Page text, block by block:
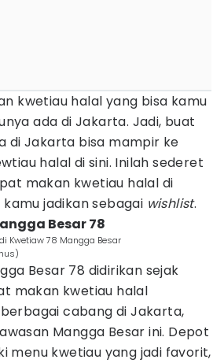
kwetiau halal yang bisa kamu
ada di Jakarta. Jadi, buat
di Jakarta bisa mampir ke
halal di sini. Inilah sederet
makan kwetiau halal di
jadikan sebagai wishlist.
Besar 78
Kwetiaw 78 Mangga Besar
Besar 78 didirikan sejak
makan kwetiau halal
cabang di Jakarta,
Mangga Besar ini. Depot
menu kwetiau yang jadi favorit,